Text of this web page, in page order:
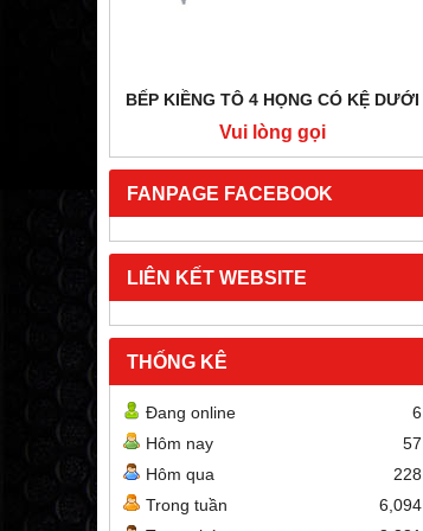
BẾP KIỀNG TÔ 4 HỌNG CÓ KỆ DƯỚI
Vui lòng gọi
FANPAGE FACEBOOK
LIÊN KẾT WEBSITE
THỐNG KÊ
Đang online
6
Hôm nay
57
Hôm qua
228
Trong tuần
6,094